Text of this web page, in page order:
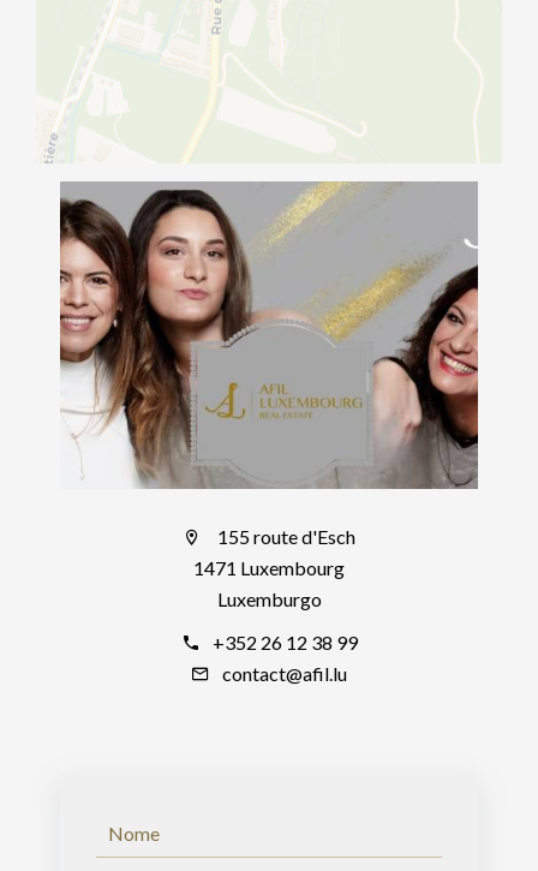
155 route d'Esch
1471 Luxembourg
Luxemburgo
+352 26 12 38 99
contact@afil.lu